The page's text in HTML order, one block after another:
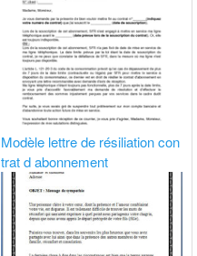
Modèle lettre de résiliation con
trat d abonnement